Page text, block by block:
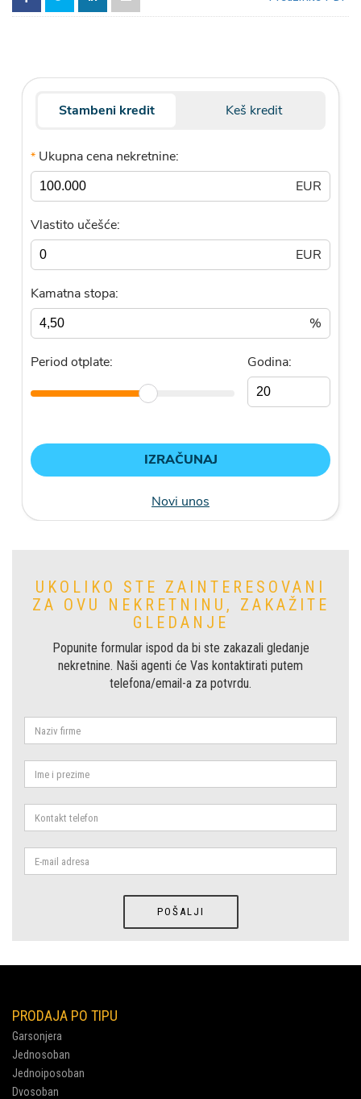
UKOLIKO STE ZAINTERESOVANI
ZA OVU NEKRETNINU, ZAKAŽITE
GLEDANJE
Popunite formular ispod da bi ste zakazali gledanje
nekretnine. Naši agenti će Vas kontaktirati putem
telefona/email-a za potvrdu.
PRODAJA PO TIPU
Garsonjera
Jednosoban
Jednoiposoban
Dvosoban